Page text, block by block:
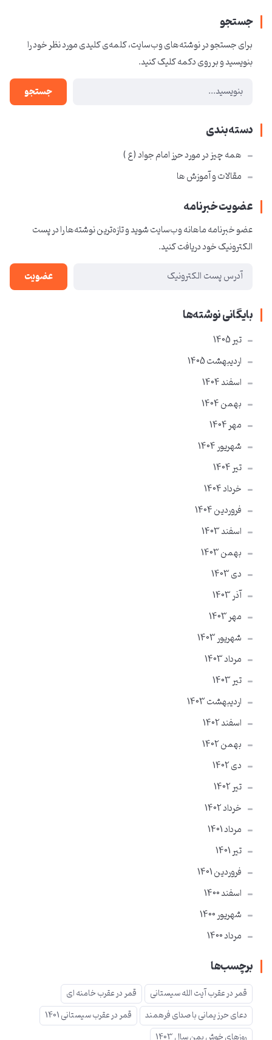
جستجو
برای جستجو در نوشته‌های وب‌سایت، کلمه‌ی کلیدی مورد نظر خود را
بنویسید و بر روی دکمه کلیک کنید.
جستجو
دسته‌بندی
همه چیز در مورد حرز امام جواد ( ع )
مقالات و آموزش ها
عضویت خبرنامه
عضو خبرنامه ماهانه وب‌سایت شوید و تازه‌ترین نوشته‌ها را در پست
الکترونیک خود دریافت کنید.
عضویت
بایگانی نوشته‌ها
تير 1405
ارديبهشت 1405
اسفند 1404
بهمن 1404
مهر 1404
شهریور 1404
تير 1404
خرداد 1404
فروردین 1404
اسفند 1403
بهمن 1403
دی 1403
آذر 1403
مهر 1403
شهریور 1403
مرداد 1403
تير 1403
ارديبهشت 1403
اسفند 1402
بهمن 1402
دی 1402
تير 1402
خرداد 1402
مرداد 1401
تير 1401
فروردین 1401
اسفند 1400
شهریور 1400
مرداد 1400
برچسب‌ها
قمر در عقرب آیت الله سیستانی
قمر در عقرب خامنه ای
دعای حرز یمانی با صدای فرهمند
قمر در عقرب سیستانی 1401